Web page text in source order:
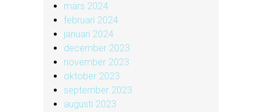
mars 2024
februari 2024
januari 2024
december 2023
november 2023
oktober 2023
september 2023
augusti 2023